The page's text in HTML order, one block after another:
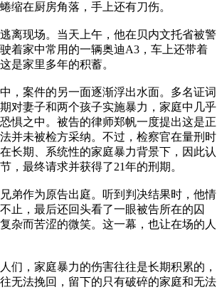
缩在厨房角落，手上还有刀伤。
离现场。当天上午，他在贝内文托省被警
着家中常用的一辆奥迪A3，车上还带着
是家里多年的积蓄。
，案件的另一面逐渐浮出水面。多名证词
对妻子和两个孩子实施暴力，家庭中几乎
惧之中。被告的律师郑帆一度提出这是正
并未被检方采纳。不过，检察官在量刑时
长期、系统性的家庭暴力背景下，因此认
，最终请求并获得了21年的刑期。
弟作为原告出庭。听到判决结果时，他情
止，最后还回头看了一眼被告所在的囚
杂而苦涩的微笑。这一幕，也让在场的人
们，家庭暴力的伤害往往是长期积累的，
无法挽回，留下的只有破碎的家庭和无法